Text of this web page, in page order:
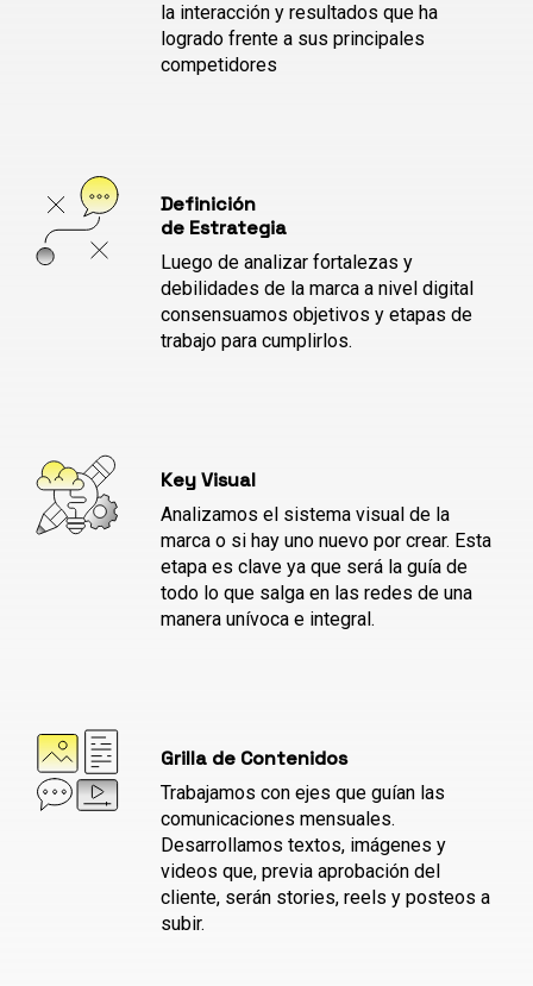
la interacción y resultados que ha
logrado frente a sus principales
competidores
Definición
de Estrategia
Luego de analizar fortalezas y
debilidades de la marca a nivel digital
consensuamos objetivos y etapas de
trabajo para cumplirlos.
Key Visual
Analizamos el sistema visual de la
marca o si hay uno nuevo por crear. Esta
etapa es clave ya que será la guía de
todo lo que salga en las redes de una
manera unívoca e integral.
Grilla de Contenidos
Trabajamos con ejes que guían las
comunicaciones mensuales.
Desarrollamos textos, imágenes y
videos que, previa aprobación del
cliente, serán stories, reels y posteos a
subir.